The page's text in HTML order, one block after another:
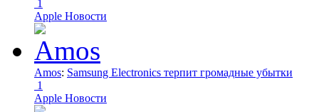
1
Apple Новости
Amos: Samsung Electronics терпит громадные убытки
1
Apple Новости